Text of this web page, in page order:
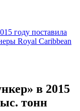
году поставила
Royal Caribbean
в 2015
тонн